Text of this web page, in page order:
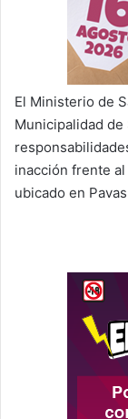
El Ministerio de
Municipalidad
inacción frente
ubicado en